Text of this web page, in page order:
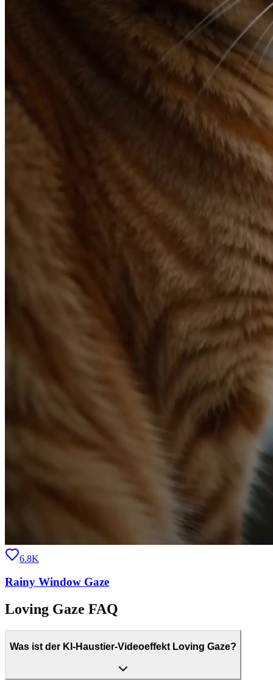
6.8K
Rainy Window Gaze
Loving Gaze FAQ
Was ist der KI-Haustier-Videoeffekt Loving Gaze?